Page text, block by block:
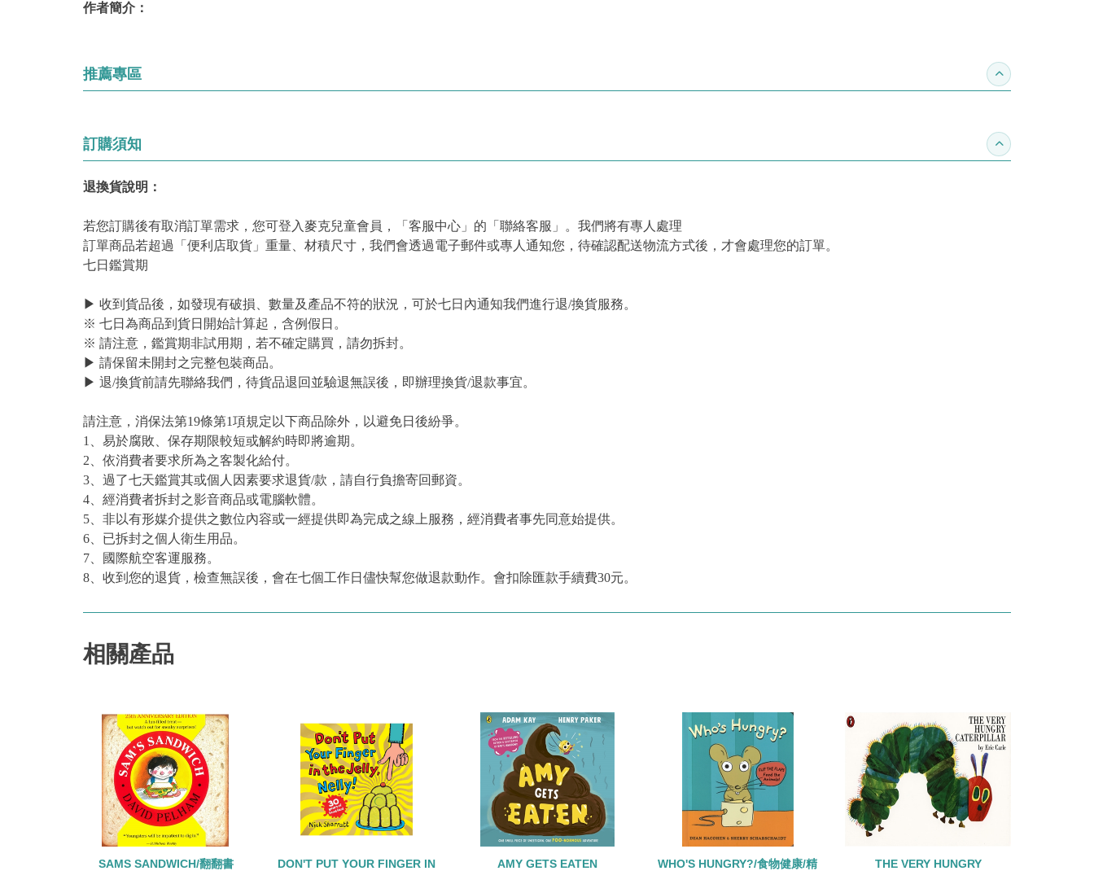
作者簡介：
推薦專區 收合推薦專區
訂購須知 收合訂購須知
退換貨說明：
若您訂購後有取消訂單需求，您可登入麥克兒童會員，「客服中心」的「聯絡客服」。我們將有專人處理
訂單商品若超過「便利店取貨」重量、材積尺寸，我們會透過電子郵件或專人通知您，待確認配送物流方式後，才會處理您的訂單。
七日鑑賞期
▶ 收到貨品後，如發現有破損、數量及產品不符的狀況，可於七日內通知我們進行退/換貨服務。
※ 七日為商品到貨日開始計算起，含例假日。
※ 請注意，鑑賞期非試用期，若不確定購買，請勿拆封。
▶ 請保留未開封之完整包裝商品。
▶ 退/換貨前請先聯絡我們，待貨品退回並驗退無誤後，即辦理換貨/退款事宜。
請注意，消保法第19條第1項規定以下商品除外，以避免日後紛爭。
1、易於腐敗、保存期限較短或解約時即將逾期。
2、依消費者要求所為之客製化給付。
3、過了七天鑑賞其或個人因素要求退貨/款，請自行負擔寄回郵資。
4、經消費者拆封之影音商品或電腦軟體。
5、非以有形媒介提供之數位內容或一經提供即為完成之線上服務，經消費者事先同意始提供。
6、已拆封之個人衛生用品。
7、國際航空客運服務。
8、收到您的退貨，檢查無誤後，會在七個工作日儘快幫您做退款動作。會扣除匯款手續費30元。
相關產品
SAMS SANDWICH/翻翻書
DON'T PUT YOUR FINGER IN
AMY GETS EATEN
WHO'S HUNGRY?/食物健康/精
THE VERY HUNGRY